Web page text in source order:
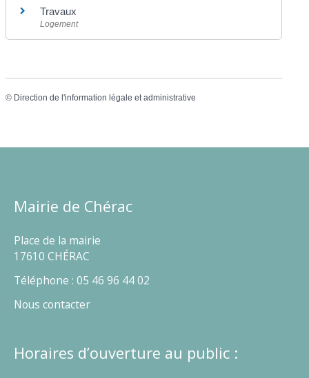
Travaux
Logement
© Direction de l'information légale et administrative
Mairie de Chérac
Place de la mairie
17610 CHÉRAC
Téléphone : 05 46 96 44 02
Nous contacter
Horaires d’ouverture au public :